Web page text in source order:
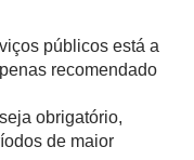
públicos está a
recomendado
obrigatório,
de maior